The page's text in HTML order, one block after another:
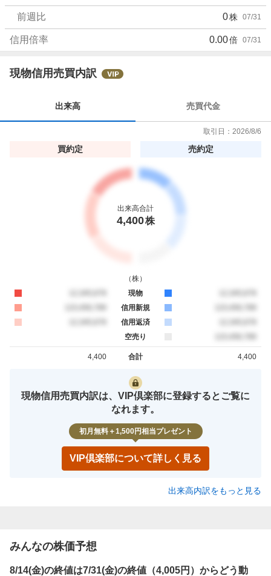
前週比 0株 07/31
信用倍率 0.00倍 07/31
現物信用売買内訳
出来高 売買代金
取引日： 2026/8/6
買約定 売約定
出来高合計
4,400株
（株）
現物
信用新規
信用返済
空売り
合計
4,400 4,400
現物信用売買内訳は、VIP倶楽部に登録するとご覧に
なれます。
初月無料＋1,500円相当プレゼント
VIP倶楽部について詳しく見る
出来高内訳をもっと見る
みんなの株価予想
8/14(金)の終値は7/31(金)の終値（4,005円）からどう動